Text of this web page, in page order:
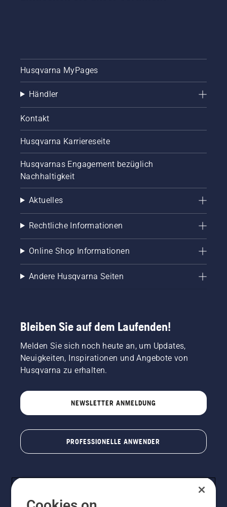
Husqvarna MyPages
Händler
Kontakt
Husqvarna Karriereseite
Husqvarnas Engagement bezüglich
Nachhaltigkeit
Aktuelles
Rechtliche Informationen
Online Shop Informationen
Andere Husqvarna Seiten
Bleiben Sie auf dem Laufenden!
Melden Sie sich noch heute an, um Updates,
Neuigkeiten, Inspirationen und Angebote von
Husqvarna zu erhalten.
NEWSLETTER ANMELDUNG
PROFESSIONELLE ANWENDER